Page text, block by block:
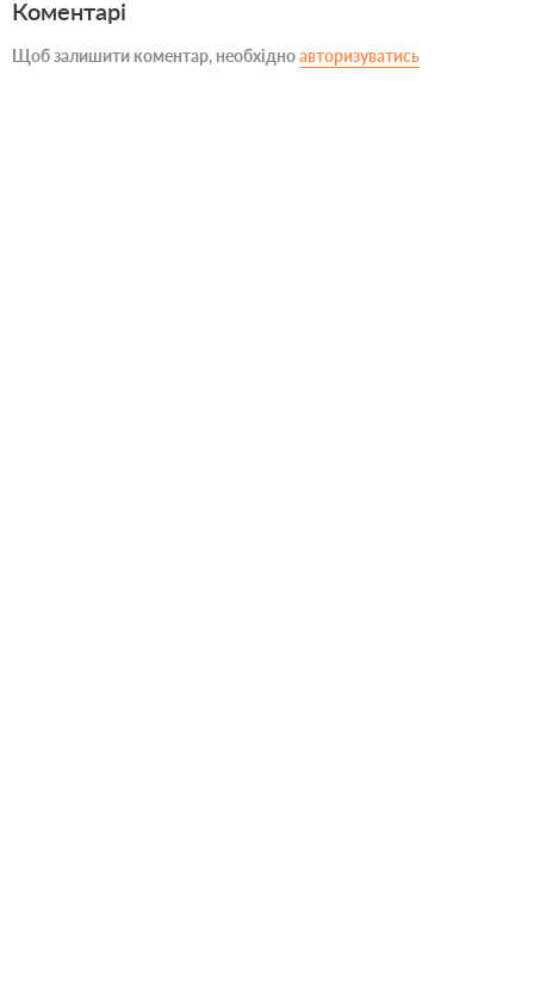
Коментарі
Щоб залишити коментар, необхідноавторизуватись